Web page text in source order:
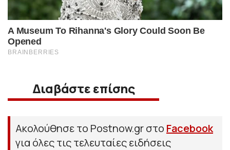
Διαβάστε επίσης
Ακολούθησε το Postnow.gr στο Facebook
για όλες τις τελευταίες ειδήσεις